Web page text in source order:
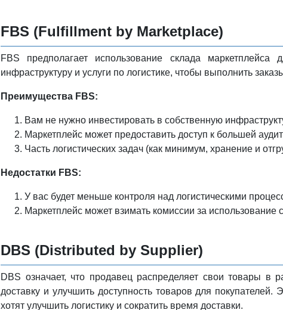
FBS (Fulfillment by Marketplace)
FBS предполагает использование склада
инфраструктуру и услуги по логистике, чтобы выполнить
Преимущества FBS:
Вам не нужно инвестировать в собственную
Маркетплейс может предоставить доступ к большей
Часть логистических задач (как минимум, хранение и
Недостатки FBS:
У вас будет меньше контроля над логистическими
Маркетплейс может взимать комиссии за использование
DBS (Distributed by Supplier)
DBS означает, что продавец распределяет свои товары в
доставку и улучшить доступность товаров для
хотят улучшить логистику и сократить время доставки.